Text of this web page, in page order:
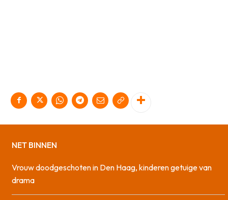
NET BINNEN
Vrouw doodgeschoten in Den Haag, kinderen getuige van
drama